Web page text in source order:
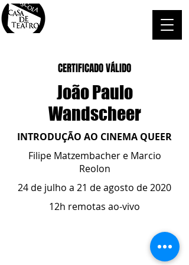
CERTIFICADO VÁLIDO
João Paulo
Wandscheer
INTRODUÇÃO AO CINEMA QUEER
Filipe Matzembacher e Marcio
Reolon
24 de julho a 21 de agosto de 2020
12h remotas ao-vivo
ESCOLA CASA DE TEATRO
- whatsapp